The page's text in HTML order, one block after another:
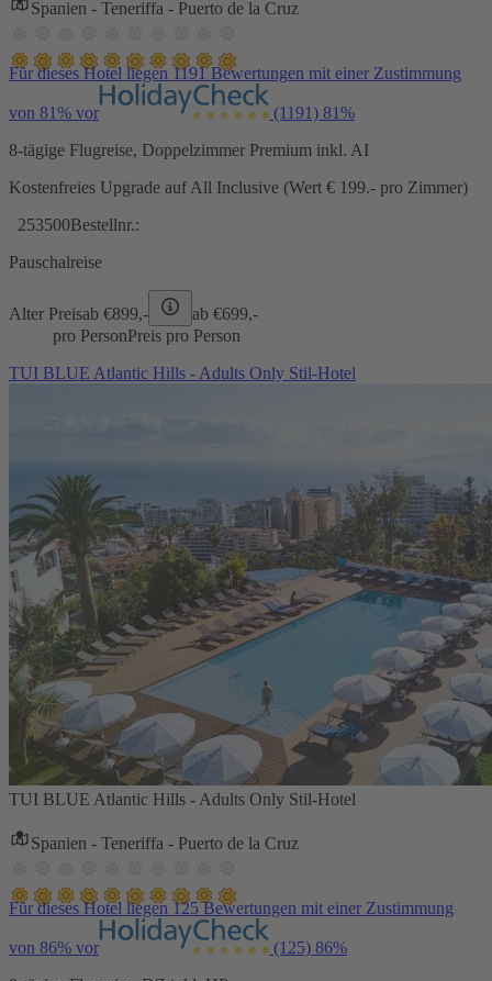
Spanien - Teneriffa - Puerto de la Cruz
Für dieses Hotel liegen 1191 Bewertungen mit einer Zustimmung
von 81% vor (1191) 81%
8-tägige Flugreise, Doppelzimmer Premium inkl. AI
Kostenfreies Upgrade auf All Inclusive (Wert € 199.- pro Zimmer)
253500Bestellnr.:
Pauschalreise
Alter Preisab €899,- ab €699,-
pro PersonPreis pro Person
TUI BLUE Atlantic Hills - Adults Only Stil-Hotel
TUI BLUE Atlantic Hills - Adults Only Stil-Hotel
Spanien - Teneriffa - Puerto de la Cruz
Für dieses Hotel liegen 125 Bewertungen mit einer Zustimmung
von 86% vor (125) 86%